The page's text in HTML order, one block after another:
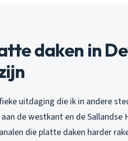
daken in
uitdaging die ik in andere
de westkant en de
die platte daken harder